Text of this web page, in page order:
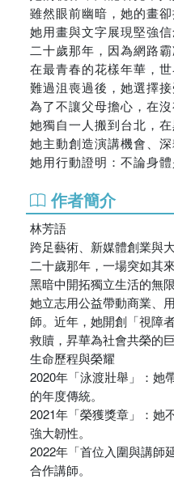
雖然眼前幽暗，她的畫卻
她用畫與文字展現堅強
二十歲那年，因為網路
在最青春的花樣年華，
難過沮喪過後，她選擇
為了不讓父母擔心，在
她獨自一人搬到台北，
她主動創造演講機會、
她用行動證明：不論身
作者簡介
林芳語
跨足藝術、新媒體創業與
二十歲那年，一場突如其
黑暗中開拓獨立生活的無
她立志用公益帶動商業、
師。近年，她開創「視障
救贖，昇華為社會共榮的巨
生命歷程與榮耀
2020年「泳渡壯舉」：她
的年度傳統。
2021年「榮獲獎章」：她
強大韌性。
2022年「首位入圍與講師
合作講師。